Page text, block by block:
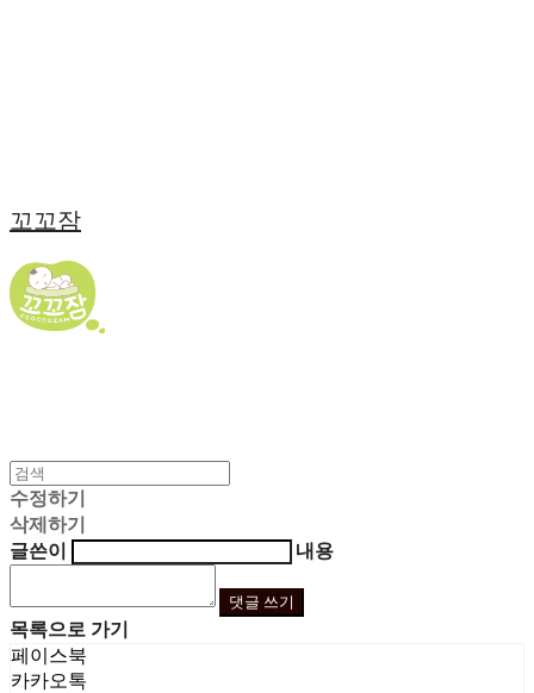
꼬꼬잠
수정하기
삭제하기
글쓴이
내용
댓글 쓰기
목록으로 가기
페이스북
카카오톡